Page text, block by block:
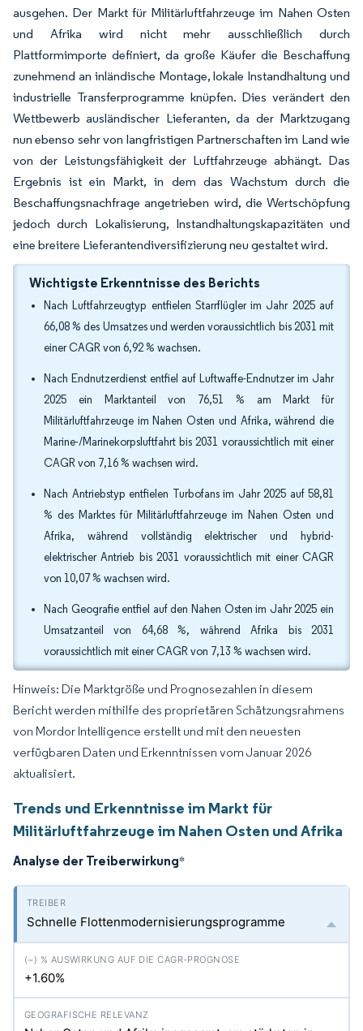
ausgehen. Der Markt für Militärluftfahrzeuge im Nahen Osten
und Afrika wird nicht mehr ausschließlich durch
Plattformimporte definiert, da große Käufer die Beschaffung
zunehmend an inländische Montage, lokale Instandhaltung und
industrielle Transferprogramme knüpfen. Dies verändert den
Wettbewerb ausländischer Lieferanten, da der Marktzugang
nun ebenso sehr von langfristigen Partnerschaften im Land wie
von der Leistungsfähigkeit der Luftfahrzeuge abhängt. Das
Ergebnis ist ein Markt, in dem das Wachstum durch die
Beschaffungsnachfrage angetrieben wird, die Wertschöpfung
jedoch durch Lokalisierung, Instandhaltungskapazitäten und
eine breitere Lieferantendiversifizierung neu gestaltet wird.
Wichtigste Erkenntnisse des Berichts
Nach Luftfahrzeugtyp entfielen Starrflügler im Jahr 2025 auf
66,08 % des Umsatzes und werden voraussichtlich bis 2031 mit
einer CAGR von 6,92 % wachsen.
Nach Endnutzerdienst entfiel auf Luftwaffe-Endnutzer im Jahr
2025 ein Marktanteil von 76,51 % am Markt für
Militärluftfahrzeuge im Nahen Osten und Afrika, während die
Marine-/Marinekorpsluftfahrt bis 2031 voraussichtlich mit einer
CAGR von 7,16 % wachsen wird.
Nach Antriebstyp entfielen Turbofans im Jahr 2025 auf 58,81
% des Marktes für Militärluftfahrzeuge im Nahen Osten und
Afrika, während vollständig elektrischer und hybrid-
elektrischer Antrieb bis 2031 voraussichtlich mit einer CAGR
von 10,07 % wachsen wird.
Nach Geografie entfiel auf den Nahen Osten im Jahr 2025 ein
Umsatzanteil von 64,68 %, während Afrika bis 2031
voraussichtlich mit einer CAGR von 7,13 % wachsen wird.
Hinweis: Die Marktgröße und Prognosezahlen in diesem
Bericht werden mithilfe des proprietären Schätzungsrahmens
von Mordor Intelligence erstellt und mit den neuesten
verfügbaren Daten und Erkenntnissen vom Januar 2026
aktualisiert.
Trends und Erkenntnisse im Markt für
Militärluftfahrzeuge im Nahen Osten und Afrika
Analyse der Treiberwirkung*
Schnelle Flottenmodernisierungsprogramme
+1.60%